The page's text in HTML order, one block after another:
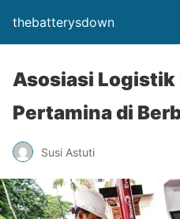
thebatterysdown
Asosiasi Logistik
Pertamina di
Susi Astuti